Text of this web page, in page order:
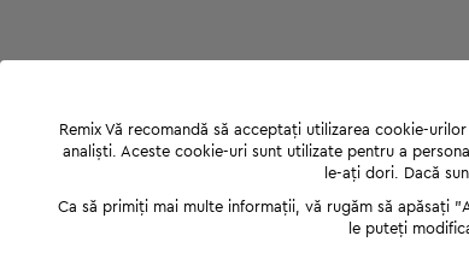
Remix Vă recomandă să acceptați utilizarea cookie-
analiști. Aceste cookie-uri sunt utilizate pentru a
le-ați dori. Dacă
Ca să primiți mai multe informații, vă rugăm să apăsați
le puteți